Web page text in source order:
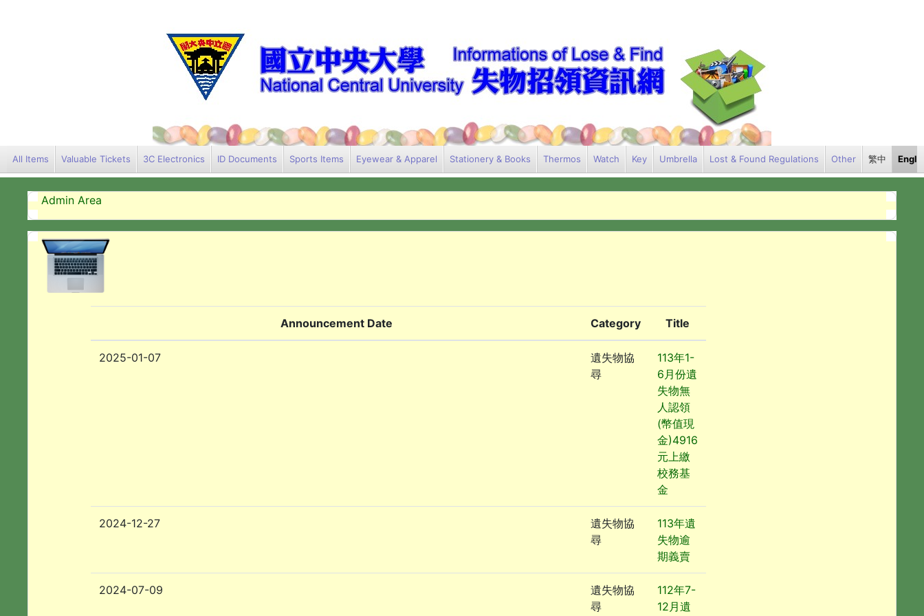
All Items Valuable Tickets 3C Electronics ID Documents Sports Items Eyewear & Apparel Stationery & Books Thermos Watch Key Umbrella Lost & Found Regulations Other 繁中
Admin Area
Announcement Date Category Title
2025-01-07
遺失物協
尋
113年1-
6月份遺
失物無
人認領
(幣值現
金)4916
元上繳
校務基
金
2024-12-27
遺失物協
尋
113年遺
失物逾
期義賣
2024-07-09
遺失物協
尋
112年7-
12月遺